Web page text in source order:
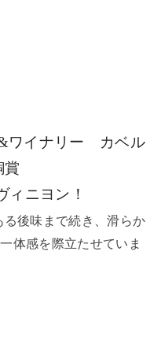
ワイナリー カベル
ィニヨン！
後味まで続き、滑らか
体感を際立たせていま